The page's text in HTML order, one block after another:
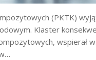
(PKTK)
Klaster
wspierał